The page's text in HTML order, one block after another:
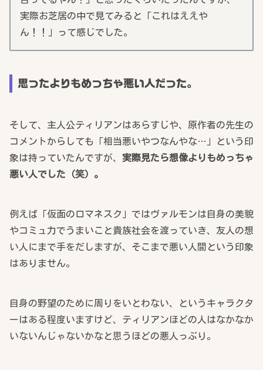
実際お芝居の中で見てみると「これはええや
ん！！」って感じでした。
思ったよりもめっちゃ悪い人だった。
そして、主人公ティリアンはあらすじや、原作者の先生の
コメントからしても「相当悪いやつなんやな…」という印
象は持っていたんですが、 実際見たら想像よりもめっちゃ
悪い人でした（笑）。
例えば「仮面のロマネスク」ではヴァルモンは自身の美貌
やコミュ力でうまいこと貴族社会を渡っていき、友人の想
い人にまで手をだしますが、そこまで悪い人間という印象
はありません。
自身の野望のために周りをいとわない、というキャラクタ
ーはある程度いますけど、ティリアンほどの人はなかなか
いないんじゃないかなと思うほどの悪人っぷり。